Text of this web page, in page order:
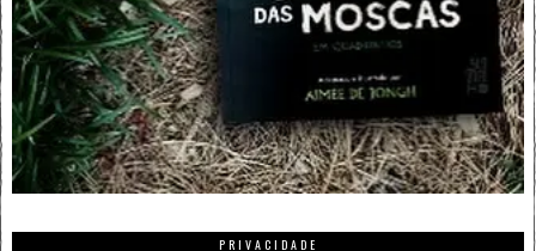
PRIVACIDADE